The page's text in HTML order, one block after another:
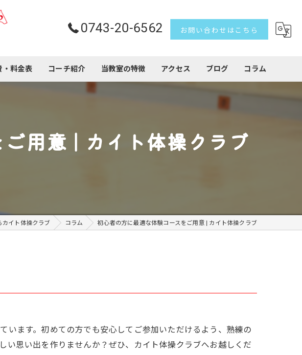
0743-20-6562 お問い合わせはこちら
・料金表 コーチ紹介 当教室の特徴
トランポリン
アクセス ブログ コラム
用意 | カイト体操クラブ
カイト体操クラブ コラム 初心者の方に最適な体験コースをご用意 | カイト体操クラブ
います。初めての方でも安心してご参加いただけるよう、熟練の
い思い出を作りませんか？ぜひ、カイト体操クラブへお越しくだ